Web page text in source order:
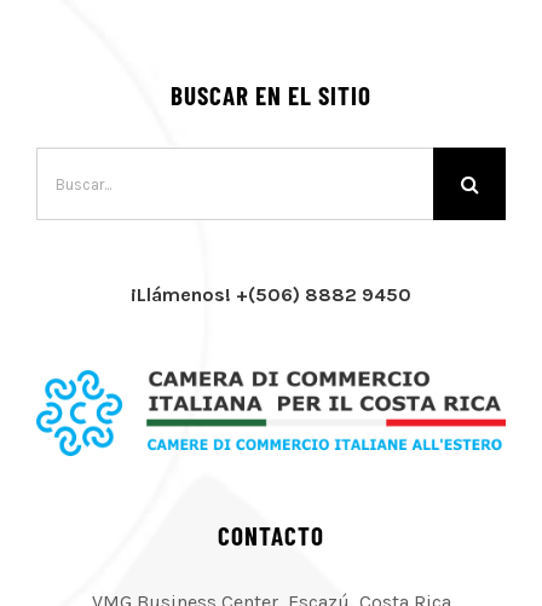
BUSCAR EN EL SITIO
¡Llámenos! +(506) 8882 9450
CONTACTO